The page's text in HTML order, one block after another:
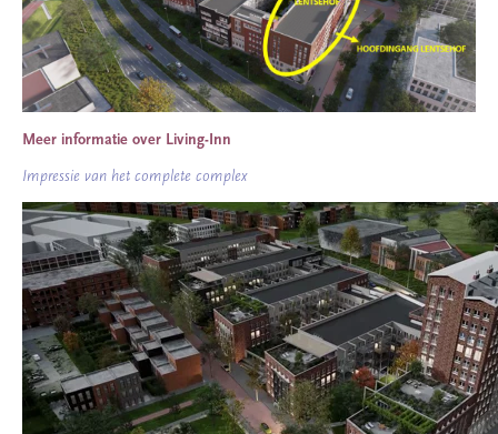
Meer informatie over Living-Inn
Impressie van het complete complex